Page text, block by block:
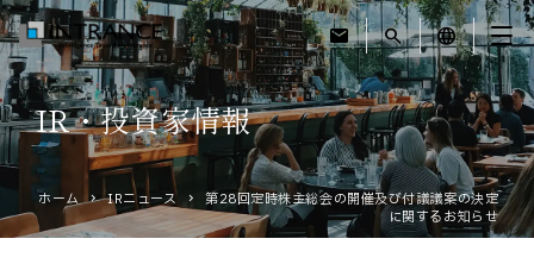
mail search language
トップ
企業情報
IR・投資家情報
ホーム IRニュース
第28回定時株主総会の開催及び付議議案の決定
に関するお知らせ